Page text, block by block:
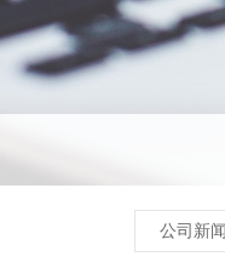
公司新闻